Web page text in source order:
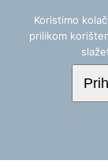
siječanj
Koristimo
prilikom